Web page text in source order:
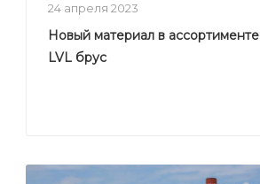
24 апреля 2023
Новый материал в
LVL брус